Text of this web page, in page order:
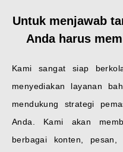
Untuk menjawab
Anda harus
Kami sangat siap
menyediakan layanan
mendukung strategi
Anda. Kami akan
berbagai konten,